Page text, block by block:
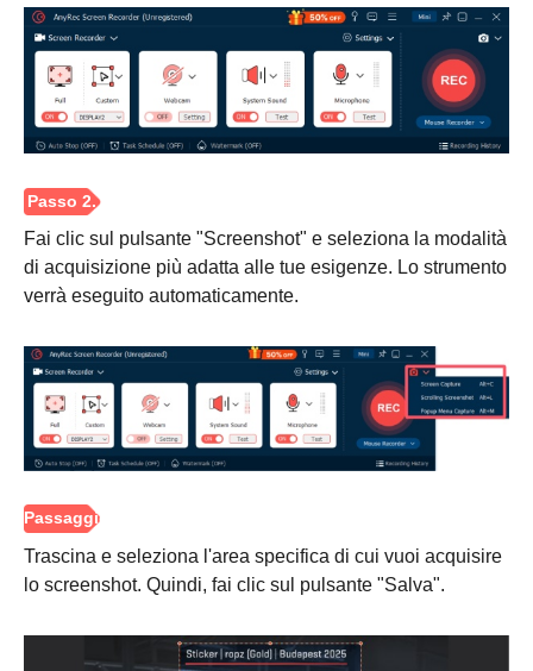
Passo 1.
Fai clic sul pulsante "Screenshot" e seleziona la modalità
di acquisizione più adatta alle tue esigenze. Lo strumento
verrà eseguito automaticamente.
Trascina e seleziona l'area specifica di cui vuoi acquisire
lo screenshot. Quindi, fai clic sul pulsante "Salva".